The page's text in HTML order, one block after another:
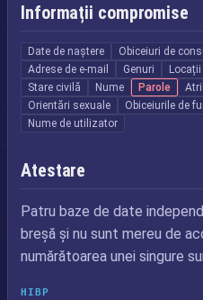
Informații compromise
Date de naștere Obiceiuri de
Adrese de e-mail
Genuri
Stare civilă
Nume Parole
Orientări sexuale
Obiceiurile de
Nume de utilizator
Atestare
Patru baze de date
breșă și nu sunt mereu de
numărătoarea unei singure
HIBP